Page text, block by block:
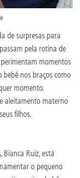
de surpresas para
pela rotina de
momentos
bebê nos braços como
momento.
aleitamento materno
filhos.
Ruiz, está
o pequeno